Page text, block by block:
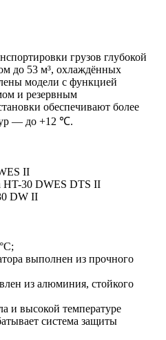
грузов глубокой
до 53 м³, охлаждённых
модели с функцией
и резервным
обеспечивают более
— до +12 ℃.
II
HT-30 DWES DTS II
DW II
выполнен из прочного
из алюминия, стойкого
и высокой температуре
система защиты